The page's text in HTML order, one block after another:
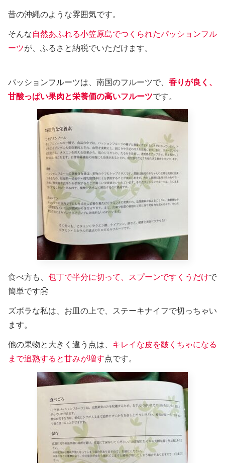
昔の沖縄のような雰囲気です。
そんな自然あふれる小笠原島でつくられたパッションフル
ーツが、ふるさと納税でいただけます。
パッションフルーツは、南国のフルーツで、 香りが良く、
甘酸っぱい果肉と栄養価の高いフルーツです。
食べ方も、 包丁で半分に切って、スプーンですくうだけで
簡単です🤗
ズボラな私は、お皿の上で、ステーキナイフで切っちゃい
ます。
他の果物と大きく違う点は、 キレイな皮を皺くちゃになる
まで追熟すると甘みが増す点です。